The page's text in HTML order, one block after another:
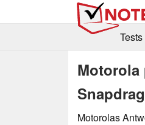
Tests
Motorola
Motorolas